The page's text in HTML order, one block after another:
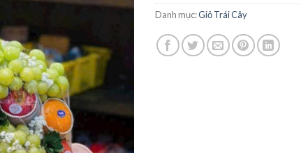
Danh mục:Giỏ Trái Cây